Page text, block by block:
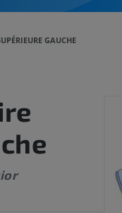
GAUCHE